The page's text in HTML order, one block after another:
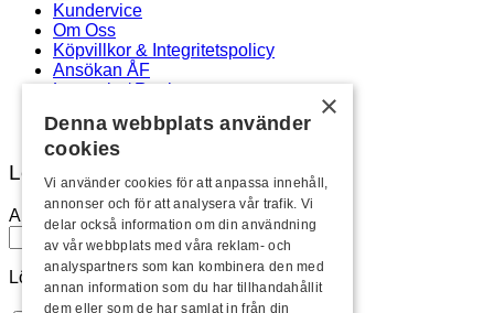
Kundervice
Om Oss
Köpvillkor & Integritetspolicy
Ansökan ÅF
Logga in / Registrera
Logga in
Användarnamn eller e-postadress
Lösenord*
×
Denna webbplats använder
cookies
Vi använder cookies för att anpassa innehåll,
annonser och för att analysera vår trafik. Vi
delar också information om din användning
av vår webbplats med våra reklam- och
analyspartners som kan kombinera den med
annan information som du har tillhandahållit
dem eller som de har samlat in från din